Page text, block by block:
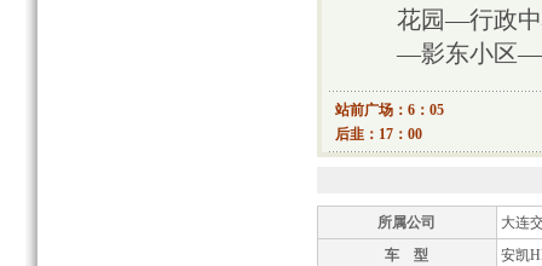
花园—行政
—影东小区—
站前广场：6：05
后韭：17：00
所属公司
大连
车 型
安凯